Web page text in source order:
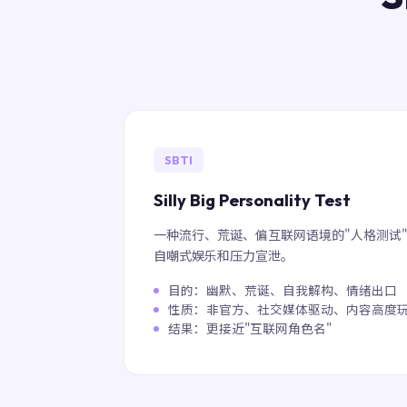
SBTI
Silly Big Personality Test
一种流行、荒诞、偏互联网语境的"人格测
自嘲式娱乐和压力宣泄。
目的：幽默、荒诞、自我解构、情绪出口
性质：非官方、社交媒体驱动、内容高度
结果：更接近"互联网角色名"